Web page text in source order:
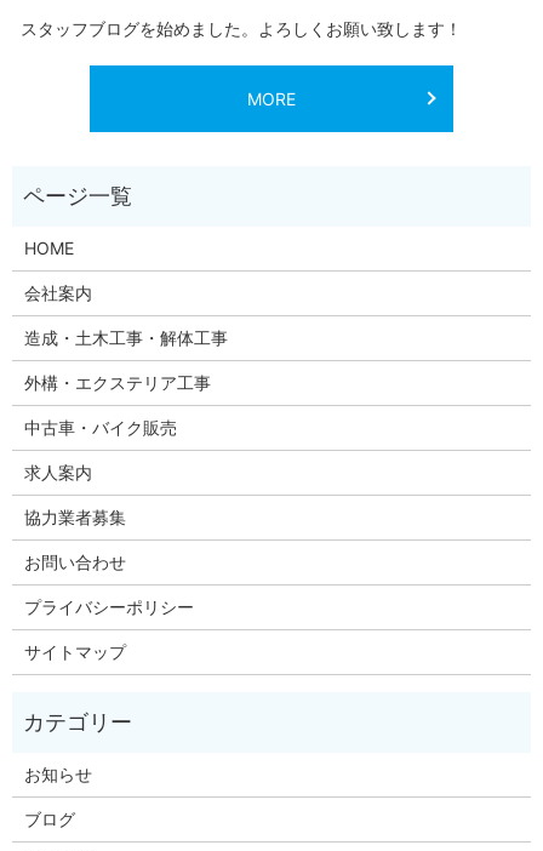
スタッフブログを始めました。よろしくお願い致します！
MORE
HOME
会社案内
造成・土木工事・解体工事
外構・エクステリア工事
中古車・バイク販売
求人案内
協力業者募集
お問い合わせ
プライバシーポリシー
サイトマップ
お知らせ
ブログ